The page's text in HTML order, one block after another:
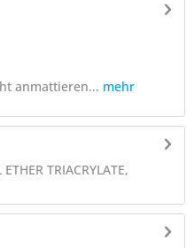
anmattieren... mehr
TRIACRYLATE,